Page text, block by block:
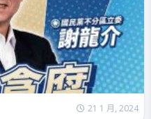
21 1 月, 2024